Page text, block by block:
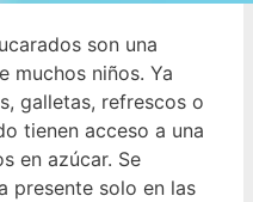
son una
muchos niños. Ya
galletas, refrescos o
tienen acceso a una
en azúcar. Se
presente solo en las